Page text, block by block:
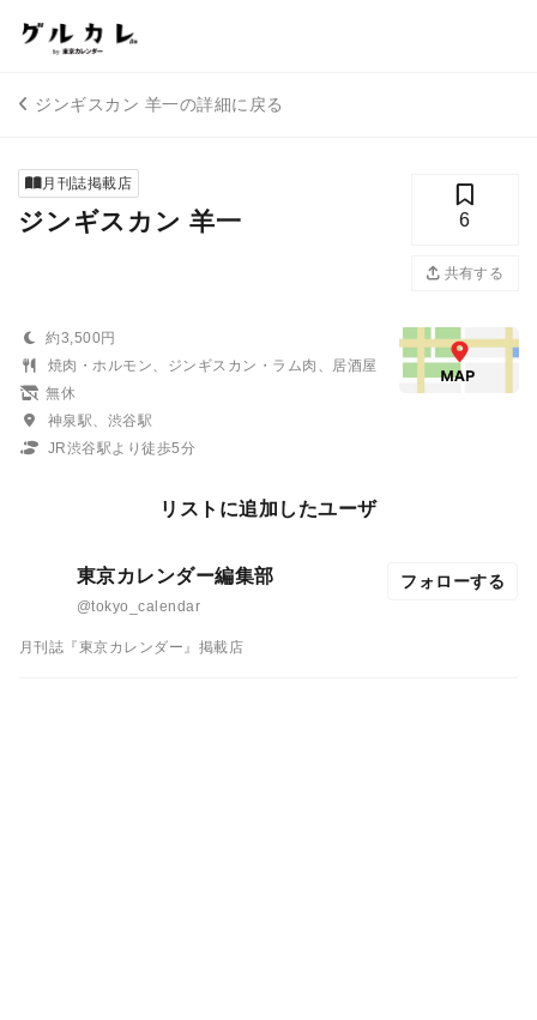
ジンギスカン 羊一の詳細に戻る
月刊誌掲載店
ジンギスカン 羊一 6
共有する
約3,500円
焼肉・ホルモン、ジンギスカン・ラム肉、居酒屋
無休
神泉駅、渋谷駅
JR渋谷駅より徒歩5分
リストに追加したユーザ
東京カレンダー編集部
@tokyo_calendar
フォローする
月刊誌『東京カレンダー』掲載店